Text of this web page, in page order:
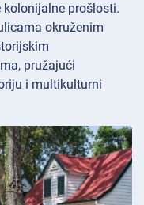
kolonijalne prošlosti.
okruženim
pružajući
i multikulturni